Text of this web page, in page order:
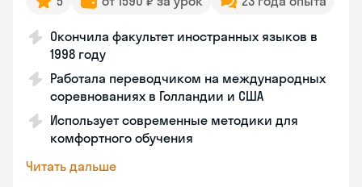
Окончила факультет иностранных языков в
1998 году
Работала переводчиком на международных
соревнованиях в Голландии и США
Использует современные методики для
комфортного обучения
Читать дальше